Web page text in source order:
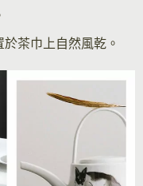
茶巾上自然風乾。